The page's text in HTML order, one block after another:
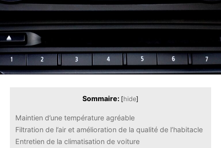
Sommaire: [hide]
Maintien d’une température agréable
Filtration de l’air et amélioration de la qualité de l’habitacle
Entretien de la climatisation de voiture